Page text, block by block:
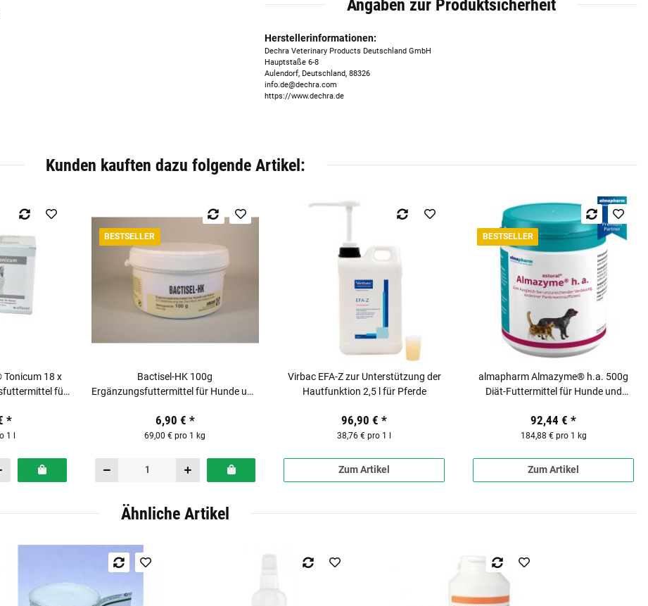
Angaben zur Produktsicherheit
Herstellerinformationen:
Dechra Veterinary Products Deutschland GmbH
Hauptstaße 6-8
Aulendorf, Deutschland, 88326
info.de@dechra.com
https://www.dechra.de
Kunden kauften dazu folgende Artikel:
Tonicum 18 x
für
*
1 l
BESTSELLER
Bactisel-HK 100g
Ergänzungsfuttermittel für Hunde und
6,90 € *
69,00 € pro 1 kg
Virbac EFA-Z zur Unterstützung der
Hautfunktion 2,5 l für Pferde
96,90 €*
38,76 € pro 1 l
Zum Artikel
BESTSELLER
almapharm Almazyme® h.a. 500g
Diät-Futtermittel für Hunde und
92,44 €*
184,88 € pro 1 kg
Zum Artikel
Ähnliche Artikel